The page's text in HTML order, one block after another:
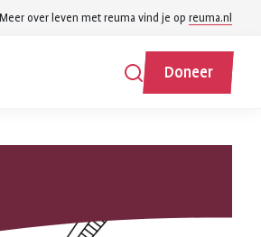
Meer over leven met reuma vind je op reuma.nl
ZoekenDoneer